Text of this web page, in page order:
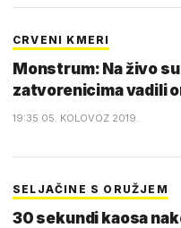
CRVENI KMERI
Monstrum: Na živo su
zatvorenicima vadili
19:35 05. KOLOVOZ 2019.
SELJAČINE S ORUŽJEM
30 sekundi kaosa